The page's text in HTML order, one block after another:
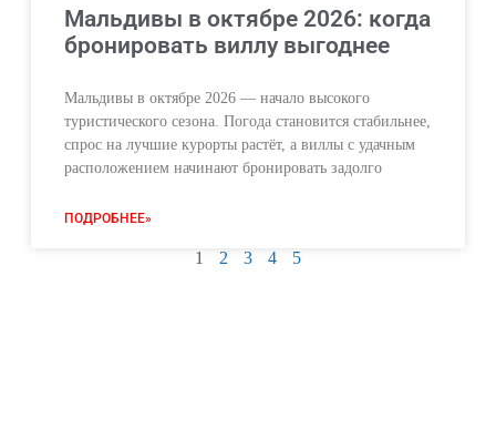
Мальдивы в октябре 2026: когда
бронировать виллу выгоднее
Мальдивы в октябре 2026 — начало высокого
туристического сезона. Погода становится стабильнее,
спрос на лучшие курорты растёт, а виллы с удачным
расположением начинают бронировать задолго
ПОДРОБНЕЕ»
1 2 3 4 5